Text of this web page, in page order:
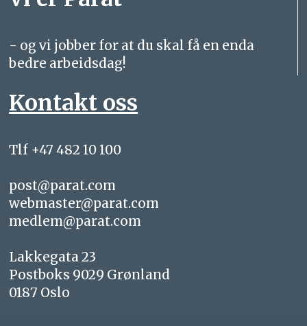
- og vi jobber for at du skal få en enda
bedre arbeidsdag!
Kontakt oss
Tlf +47 482 10 100
post@parat.com
webmaster@parat.com
medlem@parat.com
Lakkegata 23
Postboks 9029 Grønland
0187 Oslo